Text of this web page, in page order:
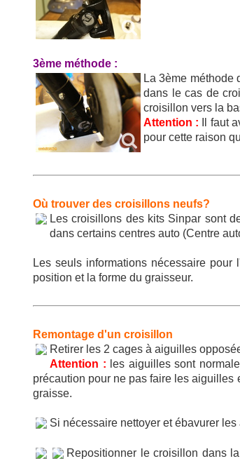
3ème méthode :
La 3ème méthode
dans le cas de
croisillon vers la
Attention : Il faut
pour cette raison
Où trouver des croisillons neufs?
Les croisillons des kits Sinpar sont
dans certains centres auto (Centre
Les seuls informations nécessaire
position et la forme du graisseur.
Remontage d'un croisillon
Retirer les 2 cages à aiguilles
Attention : les aiguilles sont
précaution pour ne pas faire les aiguilles
graisse.
Si nécessaire nettoyer et ébavurer
Repositionner le croisillon dans